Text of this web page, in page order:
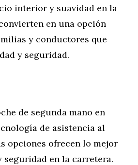
interior y suavidad en la
en una opción
y conductores que
y seguridad.
de segunda mano en
de asistencia al
opciones ofrecen lo mejor
seguridad en la carretera.